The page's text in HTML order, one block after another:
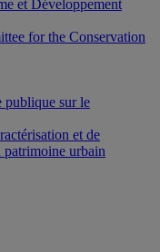
et Développement
for the Conservation
publique sur le
et de
patrimoine urbain